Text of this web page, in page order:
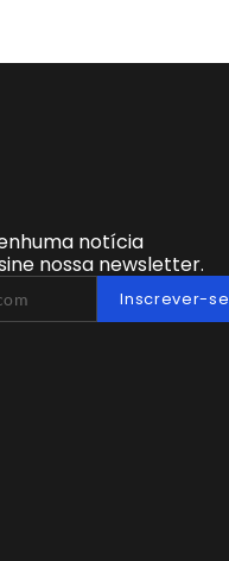
notícia
nossa newsletter.
Inscrever-se